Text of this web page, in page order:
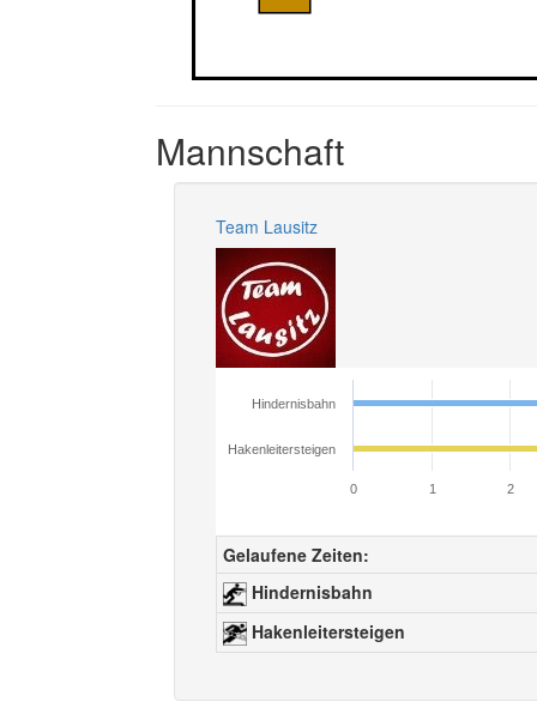
Mannschaft
Team Lausitz
Hindernisbahn
Hakenleitersteigen
0 1 2
Gelaufene Zeiten:
Hindernisbahn
Hakenleitersteigen